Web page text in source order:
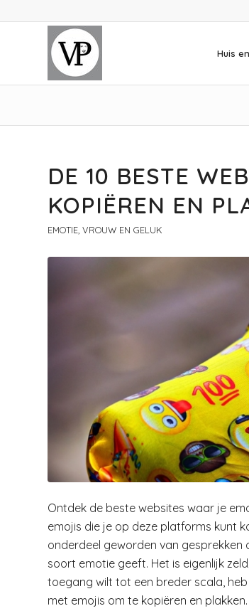
Huis
DE 10 BESTE
KOPIËREN EN
EMOTIE VROUW EN GELUK
Ontdek de beste websites waar je
emojis die je op deze platforms kunt
onderdeel geworden van
soort emotie geeft. Het is eigenlijk
toegang wilt tot een breder scala,
met emojis om te kopiëren en